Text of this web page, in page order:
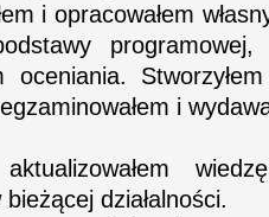
i opracowałem
oceniania.
i
działalności.